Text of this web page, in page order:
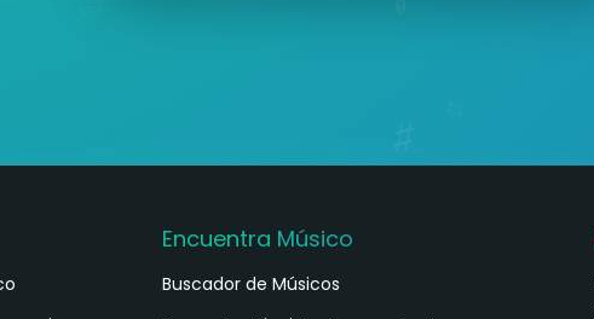
Encuentra Músico
Buscador de Músicos